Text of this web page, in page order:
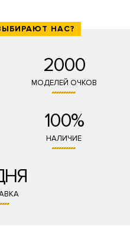
НАС?
2000
МОДЕЛЕЙ ОЧКОВ
100%
НАЛИЧИЕ